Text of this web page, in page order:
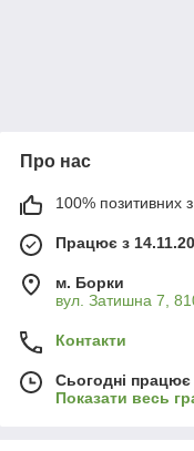
Про нас
100% позитивних з
Працює з
м. Борки
вул. Затишна 7,
Контакти
Сьогодні
Показати весь